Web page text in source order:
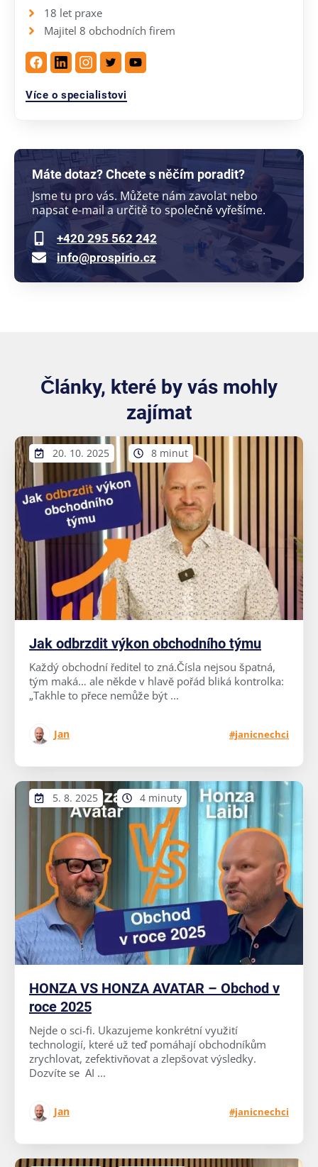
18 let praxe
Majitel 8 obchodních firem
Více o specialistovi
Máte dotaz? Chcete s něčím poradit?
Jsme tu pro vás. Můžete nám zavolat nebo
napsat e-mail a určitě to společně vyřešíme.
+420 295 562 242
info@prospirio.cz
Články, které by vás mohly
zajímat
20. 10. 2025 8 minut
Jak odbrzdit výkon obchodního týmu
Každý obchodní ředitel to zná.Čísla nejsou špatná,
tým maká… ale někde v hlavě pořád bliká kontrolka:
„Takhle to přece nemůže být ...
Jan #janicnechci
5. 8. 2025 4 minuty
HONZA VS HONZA AVATAR – Obchod v
roce 2025
Nejde o sci-fi. Ukazujeme konkrétní využití
technologií, které už teď pomáhají obchodníkům
zrychlovat, zefektivňovat a zlepšovat výsledky.
Dozvíte se AI ...
Jan #janicnechci